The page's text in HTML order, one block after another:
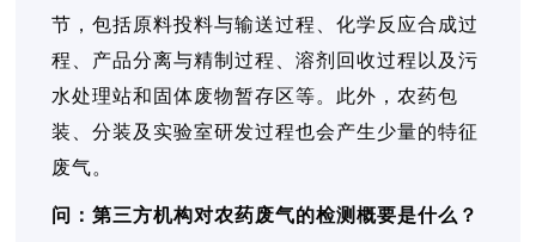
节，包括原料投料与输送过程、化学反应合成过
程、产品分离与精制过程、溶剂回收过程以及污
水处理站和固体废物暂存区等。此外，农药包
装、分装及实验室研发过程也会产生少量的特征
废气。
问：第三方机构对农药废气的检测概要是什么？